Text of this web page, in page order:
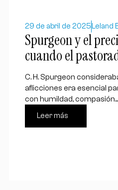
29 de abril de 2025 Leland
Spurgeon y el
cuando el
C. H. Spurgeon
aflicciones era esencial
con humildad, compasión...
Leer más